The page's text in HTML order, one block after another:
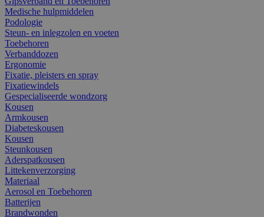
Medische hulpmiddelen
Podologie
Steun- en inlegzolen en voeten
Toebehoren
Verbanddozen
Ergonomie
Fixatie, pleisters en spray
Fixatiewindels
Gespecialiseerde wondzorg
Kousen
Armkousen
Diabeteskousen
Kousen
Steunkousen
Aderspatkousen
Littekenverzorging
Materiaal
Aerosol en Toebehoren
Batterijen
Brandwonden